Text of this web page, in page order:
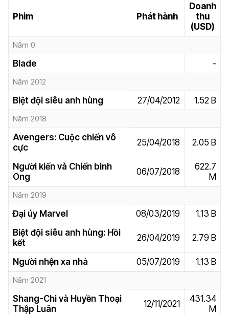
Phim Phát hành
Doanh
thu
(USD)
Năm 0
Blade -
Năm 2012
Biệt đội siêu anh hùng 27/04/2012 1.52 B
Năm 2018
Avengers: Cuộc chiến vô
cực
25/04/2018 2.05 B
Người kiến và Chiến binh
Ong
06/07/2018
622.7
M
Năm 2019
Đại úy Marvel 08/03/2019
1.13 B
Biệt đội siêu anh hùng: Hồi
kết
26/04/2019 2.79 B
Người nhện xa nhà 05/07/2019 1.13 B
Năm 2021
Shang-Chi và Huyền Thoại
Thập Luân
12/11/2021
431.34
M